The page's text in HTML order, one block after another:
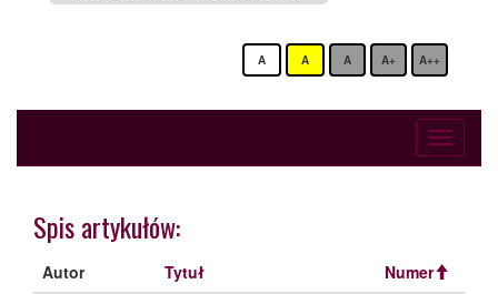
A A A A+ A++
Toggle
Spis artykułów:
Autor Tytuł
Numer